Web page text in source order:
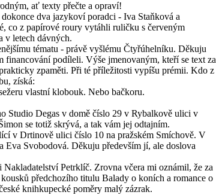
ať texty přečte a opraví!
dva jazykoví poradci - Iva Staňková a
co z papírové roury vytáhli ruličku s červeným
v letech dávných.
tématu - právě vyšlému Čtyřúhelníku. Děkuju
podíleli. Výše jmenovaným, kteří se text za
zpaměti. Při té příležitosti vypíšu prémii. Kdo z
získá:
vlastní klobouk. Nebo bačkoru.
Studio Degas v domě číslo 29 v Rybalkově ulici v
se totiž skrývá, a tak vám jej odtajním.
v Drtinově ulici číslo 10 na pražském Smíchově. V
Svobodová. Děkuju především jí, ale doslova
Petrklíč. Zrovna včera mi oznámil, že za
předchozího titulu Balady o koních a romance o
knihkupecké poměry malý zázrak.